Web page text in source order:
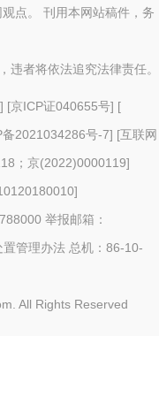
点。 刊用本网站稿件，务
违者将依法追究法律责任。
] [京ICP证040655号] [
备2021034286号-7] [互联网
；京(2022)0000119]
]
举报邮箱：
置管理办法 总机：86-10-
All Rights Reserved